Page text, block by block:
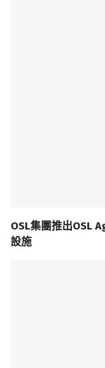
OSL集團推出OSL
設施